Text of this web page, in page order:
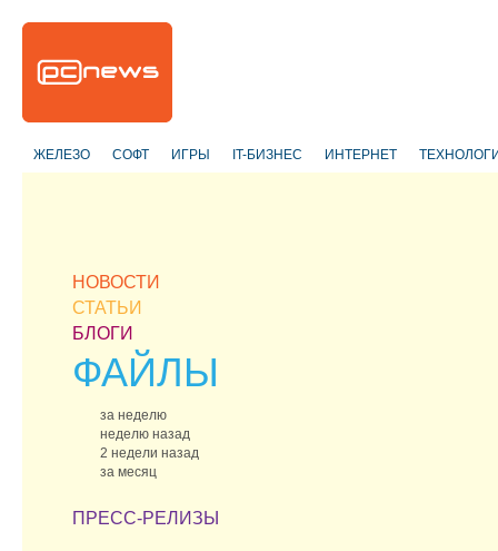
ЖЕЛЕЗО СОФТ ИГРЫ IT-БИЗНЕС ИНТЕРНЕТ
НОВОСТИ
СТАТЬИ
БЛОГИ
ФАЙЛЫ
за неделю
неделю назад
2 недели назад
за месяц
ПРЕСС-РЕЛИЗЫ